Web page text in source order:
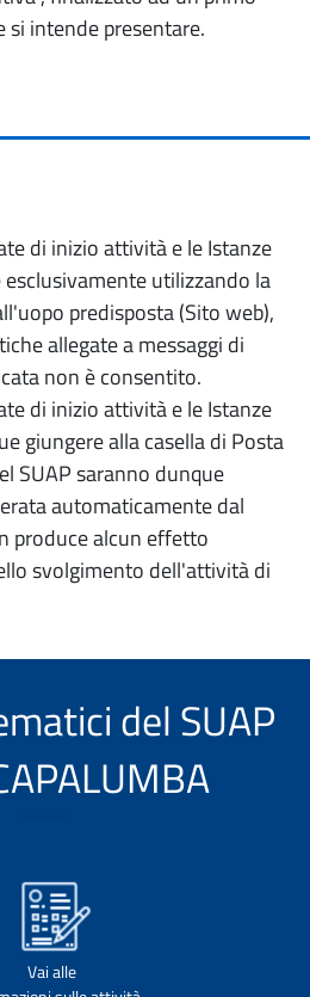
si intende presentare.
di inizio attività e le Istanze
utilizzando la
predisposta (Sito web),
allegate a messaggi di
non è consentito.
di inizio attività e le Istanze
giungere alla casella di Posta
SUAP saranno dunque
automaticamente dal
produce alcun effetto
svolgimento dell'attività di
del SUAP
Vai alle